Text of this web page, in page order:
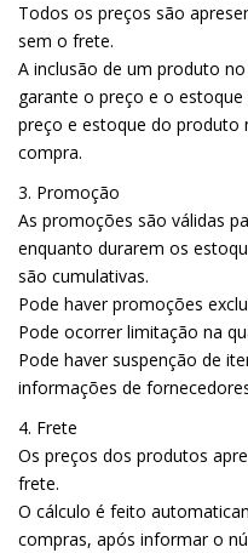
Todos os preços são
sem o frete.
A inclusão de um produto
garante o preço e o
preço e estoque do produto
compra.
3. Promoção
As promoções são válidas
enquanto durarem os
são cumulativas.
Pode haver promoções
Pode ocorrer limitação na
Pode haver suspenção de
informações de
4. Frete
Os preços dos produtos
frete.
O cálculo é feito
compras, após informar o